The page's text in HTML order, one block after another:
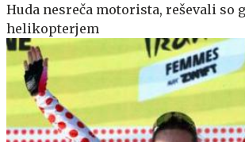
Huda nesreča motorista, reševali so
helikopterjem